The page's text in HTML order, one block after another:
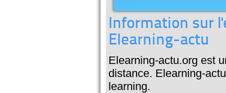
Information sur
Elearning-actu
Elearning-actu.org est
distance. Elearning-
learning.